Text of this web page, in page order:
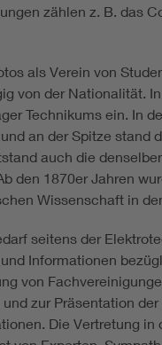
zählen z. B. das
als Verein von
von der Nationalität.
Technikums ein. In
an der Spitze stand
auch die
den 1870er Jahren
Wissenschaft in
seitens der
Informationen
von
zur Präsentation
Die Vertretung